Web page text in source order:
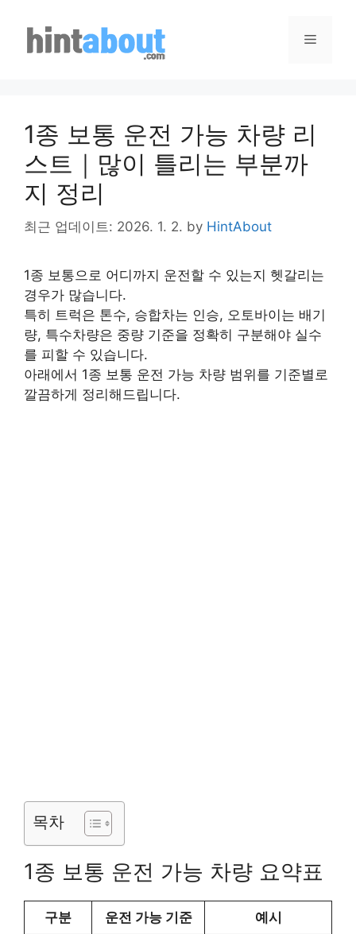
content
Menu
1종 보통 운전 가능 차량 리
스트｜많이 틀리는 부분까
지 정리
최근 업데이트: 2026. 1. 2. by HintAbout
1종 보통으로 어디까지 운전할 수 있는지 헷갈리는
경우가 많습니다.
특히 트럭은 톤수, 승합차는 인승, 오토바이는 배기
량, 특수차량은 중량 기준을 정확히 구분해야 실수
를 피할 수 있습니다.
아래에서 1종 보통 운전 가능 차량 범위를 기준별로
깔끔하게 정리해드립니다.
목차
1종 보통 운전 가능 차량 요약표
구분 운전 가능 기준 예시